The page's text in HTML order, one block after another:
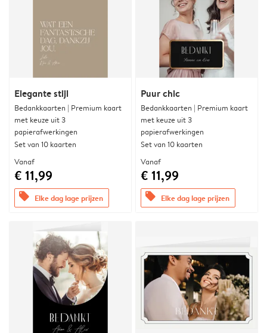
Elegante stijl
Bedankkaarten | Premium kaart
met keuze uit 3
papierafwerkingen
Set van 10 kaarten
Vanaf
€ 11,99
offers Elke dag lage prijzen
Puur chic
Bedankkaarten | Premium kaart
met keuze uit 3
papierafwerkingen
Set van 10 kaarten
Vanaf
€ 11,99
offers Elke dag lage prijzen